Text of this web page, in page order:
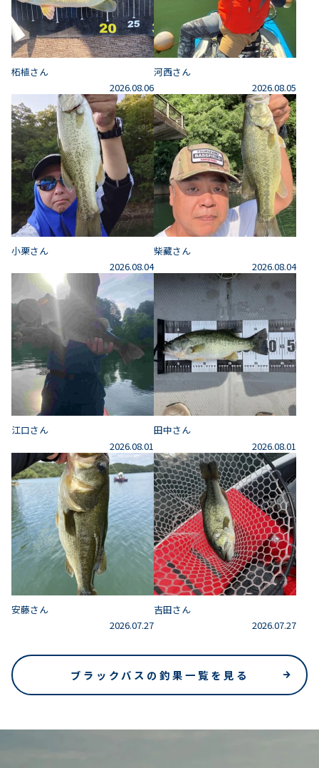
柘植さん
2026.08.06
河西さん
2026.08.05
小栗さん
2026.08.04
柴藏さん
2026.08.04
江口さん
2026.08.01
田中さん
2026.08.01
安藤さん
2026.07.27
吉田さん
2026.07.27
ブラックバスの釣果一覧を見る